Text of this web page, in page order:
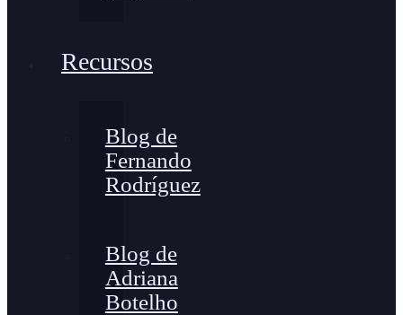
Recursos
Blog de
Fernando
Rodríguez
Blog de
Adriana
Botelho